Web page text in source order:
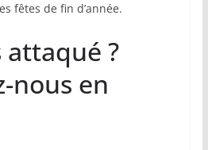
fêtes de fin d’année.
attaqué ?
nous en